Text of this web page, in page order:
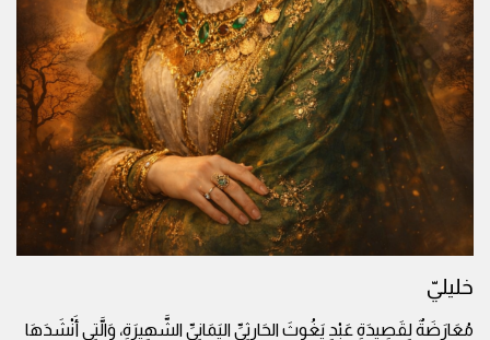
خليليّ
مُعَارَضَةٌ لِقَصِيدَةِ عَبْدِ يَغُوثَ الحَارِثِيِّ اليَمَانِيِّ الشَّهِيرَةِ، وَالَّتِي أَنْشَدَهَا